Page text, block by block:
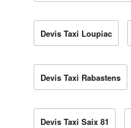
Devis Taxi Loupiac
Devis Taxi Rabastens
Devis Taxi Saix 81